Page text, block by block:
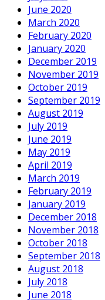
June 2020
March 2020
February 2020
January 2020
December 2019
November 2019
October 2019
September 2019
August 2019
July 2019
June 2019
May 2019
April 2019
March 2019
February 2019
January 2019
December 2018
November 2018
October 2018
September 2018
August 2018
July 2018
June 2018